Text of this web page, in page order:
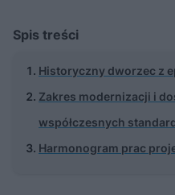
Spis treści
Historyczny dworzec z
Zakres modernizacji i
współczesnych
Harmonogram prac